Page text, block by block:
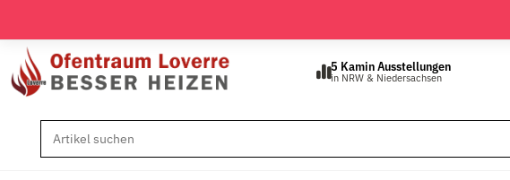
5 Kamin Ausstellungen
in NRW & Niedersachsen